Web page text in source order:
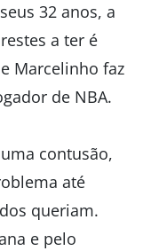
32 anos, a
a ter é
Marcelinho faz
de NBA.
contusão,
até
queriam.
e pelo